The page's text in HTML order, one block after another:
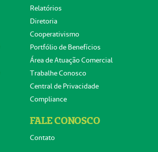
Relatórios
Diretoria
Cooperativismo
Portfólio de Benefícios
Área de Atuação Comercial
Trabalhe Conosco
Central de Privacidade
Compliance
FALE CONOSCO
Contato